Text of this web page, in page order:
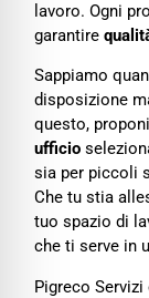
lavoro. Ogni
garantire
Sappiamo
disposizione
questo,
ufficio
sia per piccoli
Che tu stia
tuo spazio di
che ti serve in
Pigreco